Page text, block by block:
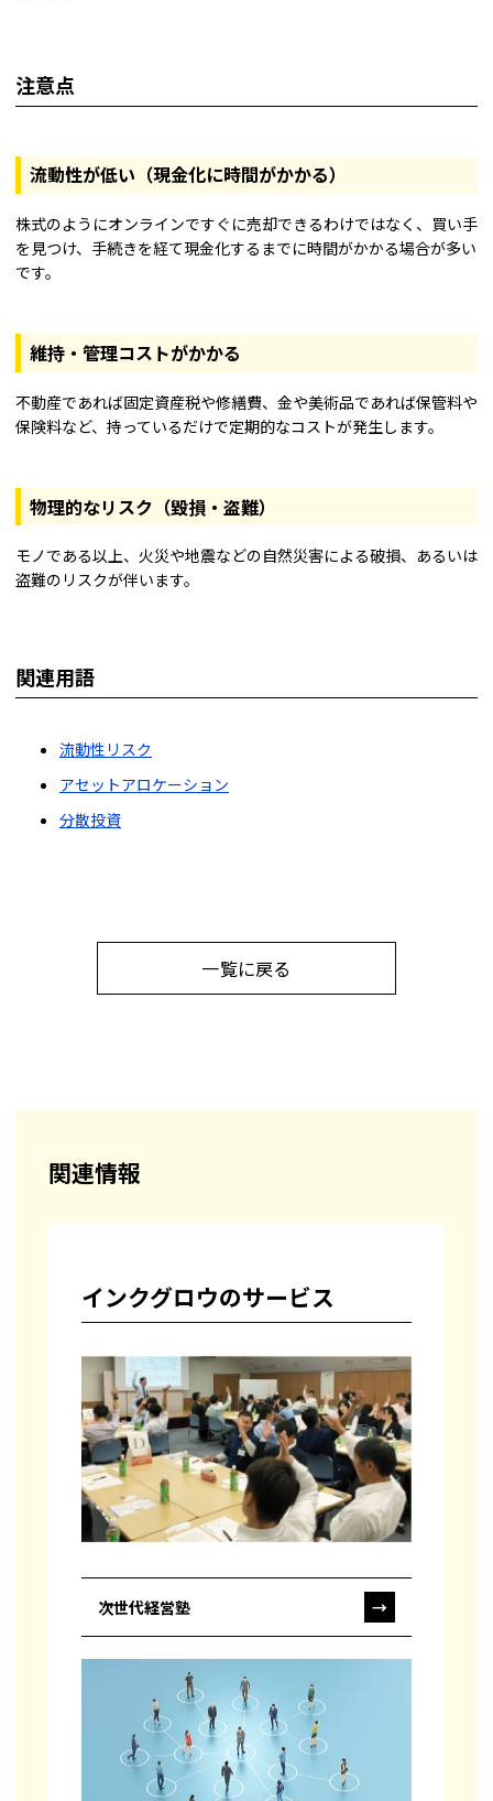
注意点
流動性が低い（現金化に時間がかかる）
株式のようにオンラインですぐに売却できるわけではなく、買い手
を見つけ、手続きを経て現金化するまでに時間がかかる場合が多い
です。
維持・管理コストがかかる
不動産であれば固定資産税や修繕費、金や美術品であれば保管料や
保険料など、持っているだけで定期的なコストが発生します。
物理的なリスク（毀損・盗難）
モノである以上、火災や地震などの自然災害による破損、あるいは
盗難のリスクが伴います。
関連用語
流動性リスク
アセットアロケーション
分散投資
一覧に戻る
関連情報
インクグロウのサービス
次世代経営塾 →